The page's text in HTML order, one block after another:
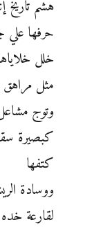
هشم تاريخ
حرفها علي
خلل
مثل
وتوج
كبصيرة
كتفها
ووسادة
لقارعة